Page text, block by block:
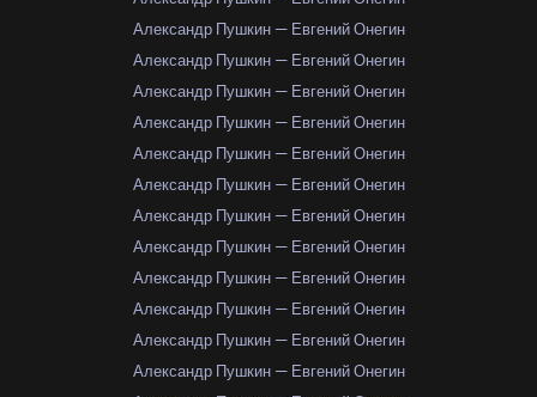
Александр Пушкин — Евгений Онегин
Александр Пушкин — Евгений Онегин
Александр Пушкин — Евгений Онегин
Александр Пушкин — Евгений Онегин
Александр Пушкин — Евгений Онегин
Александр Пушкин — Евгений Онегин
Александр Пушкин — Евгений Онегин
Александр Пушкин — Евгений Онегин
Александр Пушкин — Евгений Онегин
Александр Пушкин — Евгений Онегин
Александр Пушкин — Евгений Онегин
Александр Пушкин — Евгений Онегин